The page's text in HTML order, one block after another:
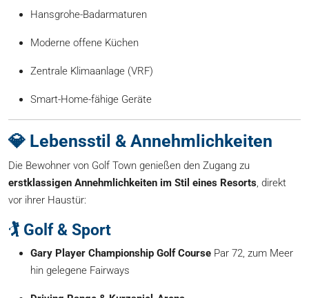
Hansgrohe-Badarmaturen
Moderne offene Küchen
Zentrale Klimaanlage (VRF)
Smart-Home-fähige Geräte
💎 Lebensstil & Annehmlichkeiten
Die Bewohner von Golf Town genießen den Zugang zu
erstklassigen Annehmlichkeiten im Stil eines Resorts , direkt
vor ihrer Haustür:
🏌️ Golf & Sport
Gary Player Championship Golf Course Par 72, zum Meer
hin gelegene Fairways